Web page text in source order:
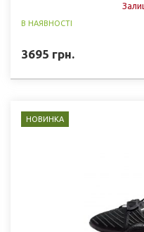
В НАЯВНОСТІ
3695 грн.
НОВИНКА